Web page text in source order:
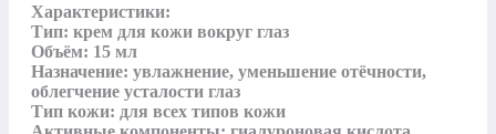
Характеристики:
Тип: крем для кожи вокруг глаз
Объём: 15 мл
Назначение: увлажнение, уменьшение отёчности,
облегчение усталости глаз
Тип кожи: для всех типов кожи